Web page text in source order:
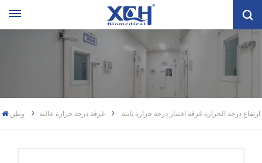
وطن غرفة درجة حرارة عالية ارتفاع درجة الحرارة غرفة اختبار درجة حرارة ثابتة